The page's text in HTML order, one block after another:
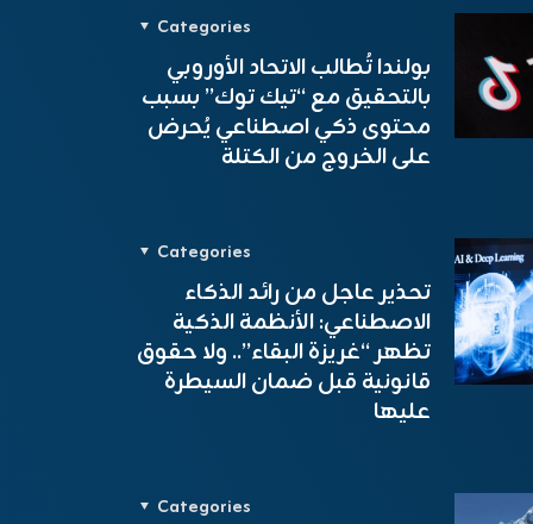
Categories
بولندا تُطالب الاتحاد الأوروبي
بالتحقيق مع “تيك توك” بسبب
محتوى ذكي اصطناعي يُحرض
على الخروج من الكتلة
Categories
تحذير عاجل من رائد الذكاء
الاصطناعي: الأنظمة الذكية
تظهر “غريزة البقاء”.. ولا حقوق
قانونية قبل ضمان السيطرة
عليها
Categories